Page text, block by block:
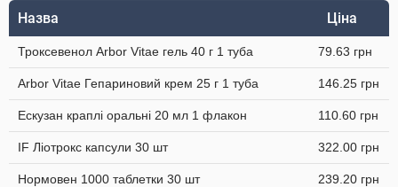
Назва Ціна
Троксевенол Arbor Vitae гель 40 г 1 туба 79.63 грн
Arbor Vitae Гепариновий крем 25 г 1 туба 146.25 грн
Ескузан краплі оральні 20 мл 1 флакон 110.60 грн
IF Ліотрокс капсули 30 шт 322.00 грн
Нормовен 1000 таблетки 30 шт 239.20 грн